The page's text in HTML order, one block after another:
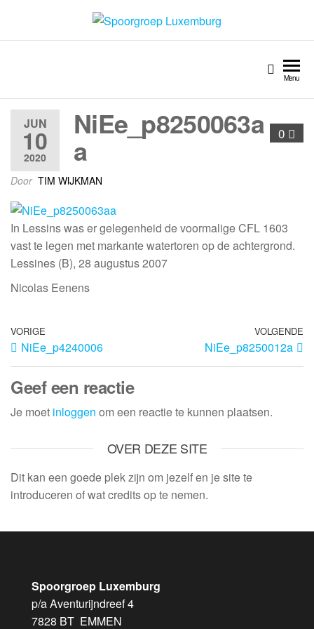
Spoorgroep Luxemburg
Menu
JUN
10
2020
0
NiEe_p8250063a
a
Door TIM WIJKMAN
In Lessins was er gelegenheid de voormalige CFL 1603
vast te legen met markante watertoren op de achtergrond.
Lessines (B), 28 augustus 2007
Nicolas Eenens
VORIGE
NiEe_p4240006
VOLGENDE
NiEe_p8250012a
Geef een reactie
Je moet inloggen om een reactie te kunnen plaatsen.
OVER DEZE SITE
Dit kan een goede plek zijn om jezelf en je site te
introduceren of wat credits op te nemen.
Spoorgroep Luxemburg
p/a Aventurijndreef 4
7828 BT EMMEN